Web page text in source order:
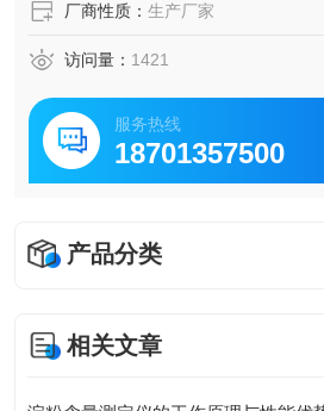
厂商性质： 生产厂家
访问量： 1421
服务热线
18701357500
产品分类
相关文章